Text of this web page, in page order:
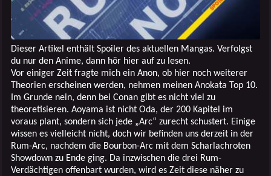
Dieser Artikel enthält Spoiler des aktuellen Mangas. Verfolgst
du nur den Anime, dann hör hier auf zu lesen.
Vor einiger Zeit fragte mich ein Anon, ob hier noch weiterer
Theorien erscheinen werden, nehmen meinen Anokata Top 10.
Im Grunde nein, denn bei Conan gibt es nicht viel zu
theoretisieren. Aoyama ist nicht Oda, der 200 Kapitel im
voraus plant, sondern sich jede „Arc“ zurecht schustert. Einige
wissen es vielleicht nicht, doch wir befinden uns derzeit in der
Rum-Arc, nachdem die Bourbon-Arc mit dem Scharlachroten
Showdown zu Ende ging. Da inzwischen die drei Rum-
Verdächtigen offenbart wurden, wird es Zeit diese näher zu